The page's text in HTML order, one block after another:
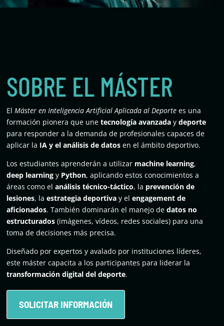
SOBRE EL MÁSTER
ElMáster en Inteligencia Artificial Aplicada al Deporte es una
formación pionera que unetecnología avanzada ydeporte
para responder a la demanda de profesionales capaces de
aplicar la IA y el análisis de datos en el ámbito deportivo.
Los estudiantes aprenderán a utilizar machine learning,
deep learning y Python, aplicando estos conocimientos a
áreas como elanálisis técnico-táctico, la prevención de
lesiones, laestrategia deportiva y elengagement de
aficionados. También dominarán el manejo dedatos no
estructurados (imágenes, vídeos, redes sociales) para una
toma de decisiones más precisa.
Diseñado por expertos y avalado por instituciones líderes,
este máster capacita a los participantes para liderar la
transformación digital del deporte.
SOLICITAR INFORMACIÓN